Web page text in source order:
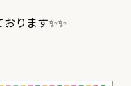
ります✨✨